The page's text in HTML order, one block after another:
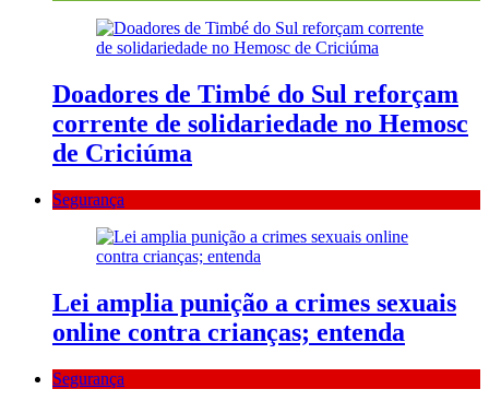
Doadores de Timbé do Sul reforçam
corrente de solidariedade no Hemosc
de Criciúma
Segurança
Lei amplia punição a crimes sexuais
online contra crianças; entenda
Segurança